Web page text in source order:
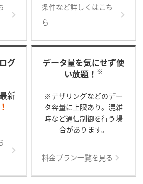
条件など詳しくはこち
ら
グ
新
データ量を気にせず使
い放題！ ※
※テザリングなどのデー
タ容量に上限あり。混雑
時など通信制御を行う場
合があります。
料金プラン一覧を見る